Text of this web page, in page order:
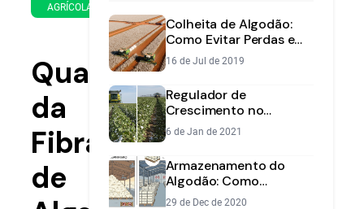
AGRÍCOLA
de
2020
leitura
Qualidade
da
Fibra
de
Colheita de Algodão:
Como Evitar Perdas e
Maximizar Qualidade da
Fibra
16 de Jul de 2019
Regulador de
Crescimento no
Algodão: Guia
Completo para Máxima
Produtividade
6 de Jan de 2021
Armazenamento do
Algodão: Como
Preservar Qualidade da
29 de Dec de 2020